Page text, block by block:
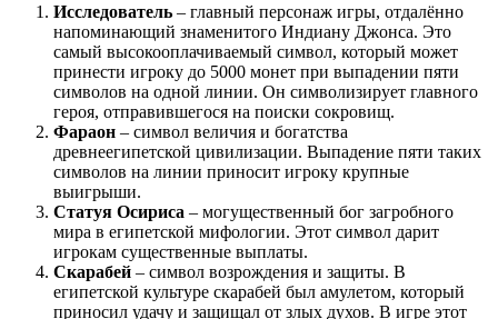
Исследователь – главный персонаж игры, отдалённо
напоминающий знаменитого Индиану Джонса. Это
самый высокооплачиваемый символ, который может
принести игроку до 5000 монет при выпадении пяти
символов на одной линии. Он символизирует главного
героя, отправившегося на поиски сокровищ.
Фараон – символ величия и богатства
древнеегипетской цивилизации. Выпадение пяти таких
символов на линии приносит игроку крупные
выигрыши.
Статуя Осириса – могущественный бог загробного
мира в египетской мифологии. Этот символ дарит
игрокам существенные выплаты.
Скарабей – символ возрождения и защиты. В
египетской культуре скарабей был амулетом, который
приносил удачу и защищал от злых духов. В игре этот